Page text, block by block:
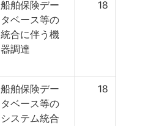
船舶保険デー
タベース等の
統合に伴う機
器調達
18
船舶保険デー
タベース等の
システム統合
18